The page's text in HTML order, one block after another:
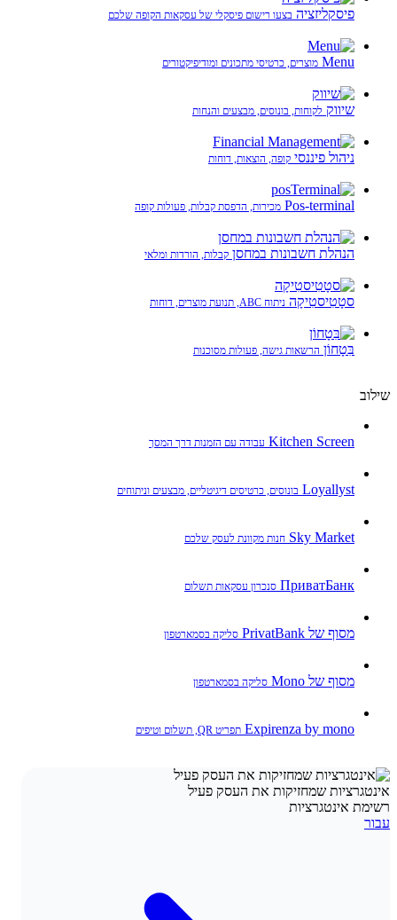
פיסקליזציה בצעו רישום פיסקלי של עסקאות הקופה שלכם
Menu מוצרים, כרטיסי מתכונים ומודיפיקטורים
שיווק לקוחות, בונוסים, מבצעים והנחות
ניהול פיננסי קופה, הוצאות, דוחות
Pos-terminal מכירות, הדפסת קבלות, פעולות קופה
הנהלת חשבונות במחסן קבלות, הורדות ומלאי
סטָטִיסטִיקָה ניתוח ABC, תנועת מוצרים, דוחות
בִּטָחוֹן הרשאות גישה, פעולות מסוכנות
שילוב
Kitchen Screen עבודה עם הזמנות דרך המסך
Loyallyst בונוסים, כרטיסים דיגיטליים, מבצעים וניתוחים
Sky Market חנות מקוונת לעסק שלכם
ПриватБанк סנכרון עסקאות תשלום
מסוף של PrivatBank סליקה בסמארטפון
מסוף של Mono סליקה בסמארטפון
Expirenza by mono תפריט QR, תשלום וטיפים
אינטגרציות שמחזיקות את העסק פעיל
רשימת אינטגרציות
עבור